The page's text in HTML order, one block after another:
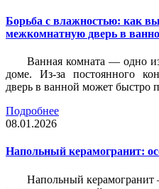
Борьба с влажностью: как
межкомнатную дверь в
Ванная комната — одно
доме. Из-за постоянного
дверь в ванной может быстро
Подробнее
08.01.2026
Напольный керамогранит:
Напольный